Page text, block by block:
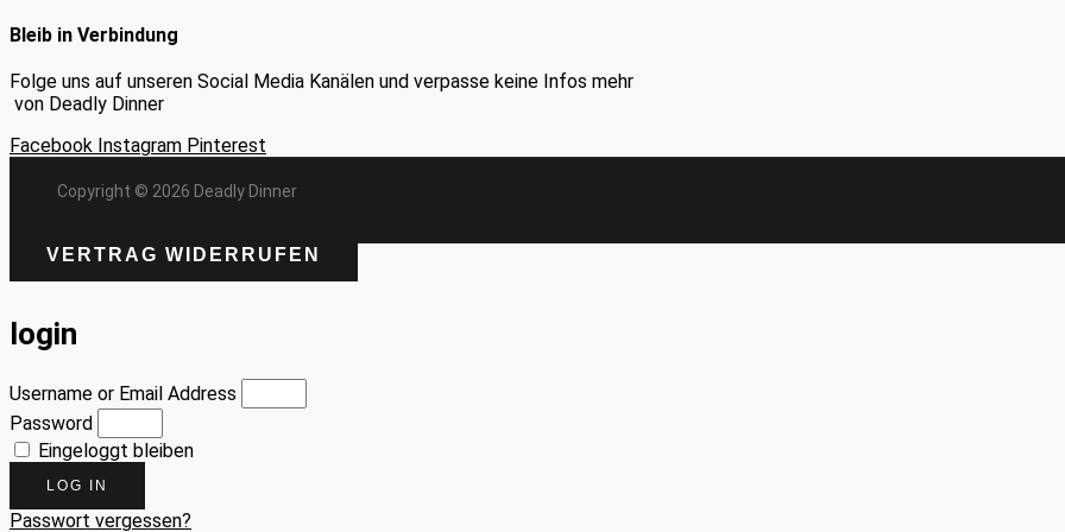
Bleib in Verbindung
Folge uns auf unseren Social Media Kanälen und verpasse keine Infos mehr
von Deadly Dinner
Facebook Instagram Pinterest
Copyright © 2026 Deadly Dinner
VERTRAG WIDERRUFEN
login
Username or Email Address
Password
Eingeloggt bleiben
LOG IN
Passwort vergessen?